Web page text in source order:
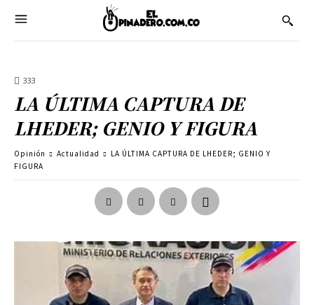
333
LA ÚLTIMA CAPTURA DE
LHEDER; GENIO Y FIGURA
Opinión Actualidad
LA ÚLTIMA CAPTURA DE LHEDER; GENIO Y
FIGURA